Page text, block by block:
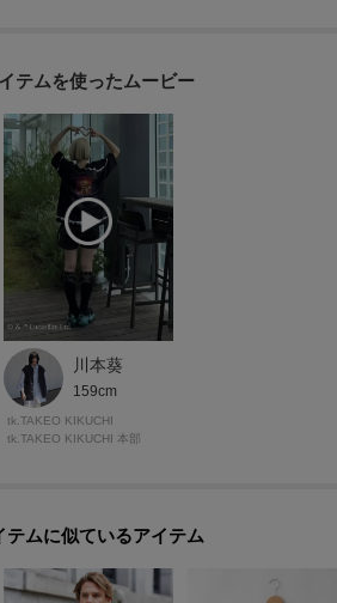
テムを使ったムービー
川本葵
159cm
tk.TAKEO KIKUCHI
tk.TAKEO KIKUCHI 本部
テムに似ているアイテム